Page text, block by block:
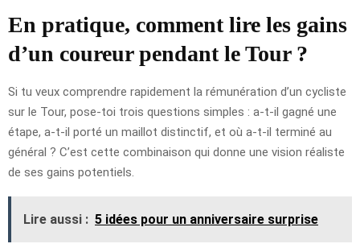
En pratique, comment lire les gains
d’un coureur pendant le Tour ?
Si tu veux comprendre rapidement la rémunération d’un cycliste
sur le Tour, pose-toi trois questions simples : a-t-il gagné une
étape, a-t-il porté un maillot distinctif, et où a-t-il terminé au
général ? C’est cette combinaison qui donne une vision réaliste
de ses gains potentiels.
Lire aussi : 5 idées pour un anniversaire surprise